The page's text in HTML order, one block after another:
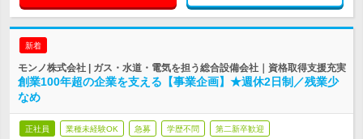
新着
モンノ株式会社 | ガス・水道・電気を担う総合設備会社｜資格取得支援充実
創業100年超の企業を支える【事業企画】★週休2日制／残業少
なめ
正社員 業種未経験OK 急募 学歴不問 第二新卒歓迎